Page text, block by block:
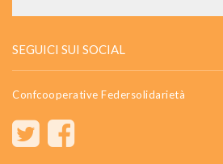
SEGUICI SUI SOCIAL
Confcooperative Federsolidarietà